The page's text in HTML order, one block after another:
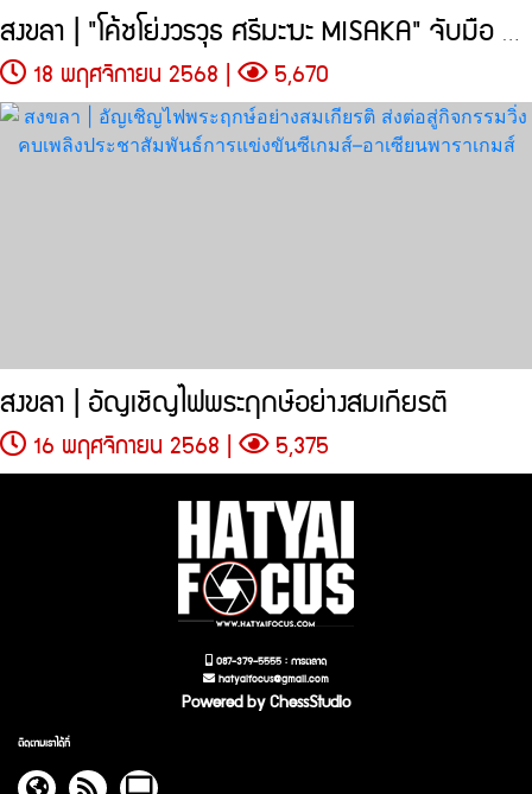
สงขลา | "โค้ชโย่งวรวุธ ศรีมะฆะ MISAKA" จับมือ ม.ทักษิณ
18 พฤศจิกายน 2568 | 5,670
สงขลา | อัญเชิญไฟพระฤกษ์อย่างสมเกียรติ
16 พฤศจิกายน 2568 | 5,375
087-379-5555 : การตลาด
hatyaifocus@gmail.com
Powered by ChessStudio
ติดตามเราได้ที่